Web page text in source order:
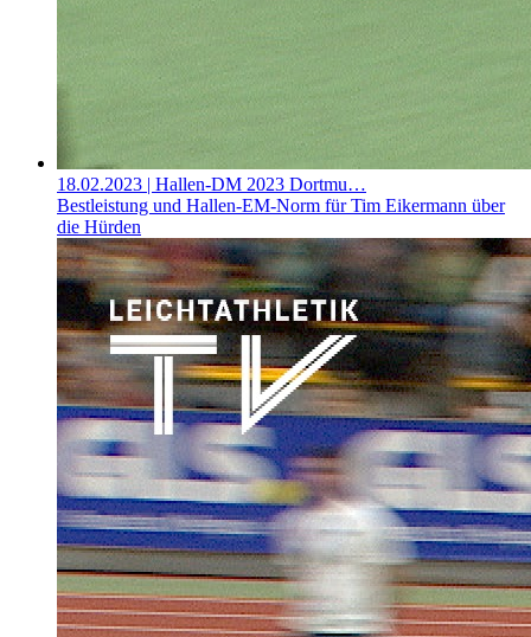
18.02.2023 | Hallen-DM 2023 Dortmu…
Bestleistung und Hallen-EM-Norm für Tim Eikermann über
die Hürden